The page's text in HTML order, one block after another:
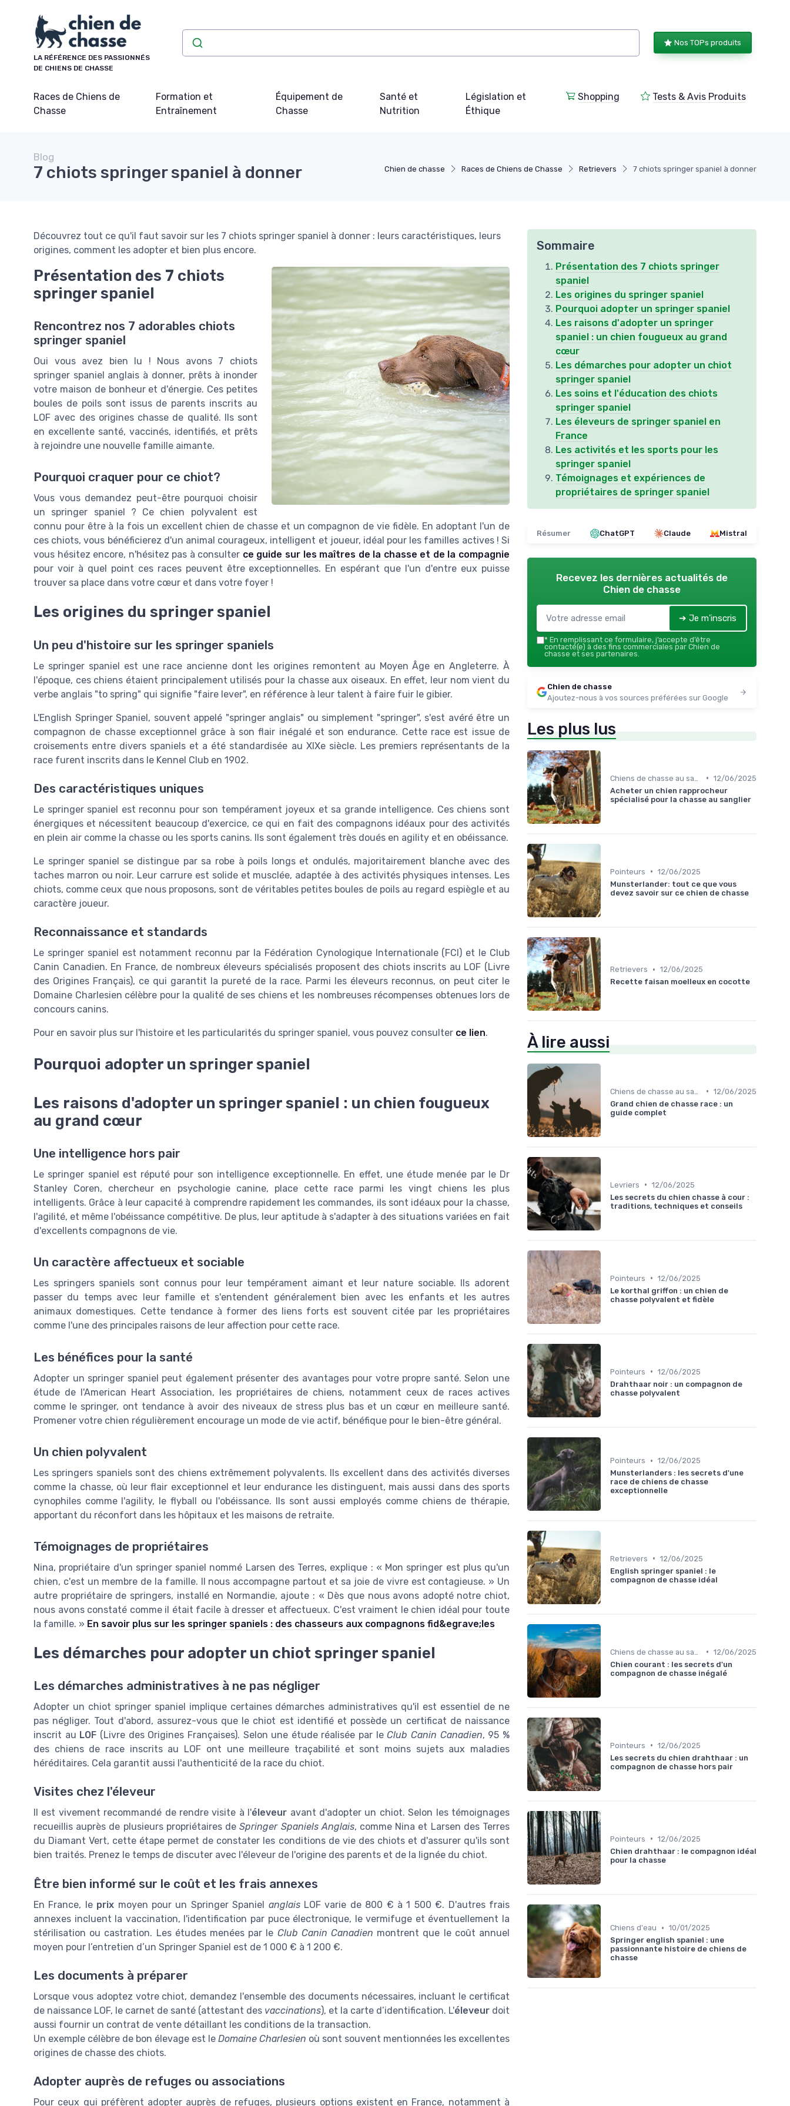
LA RÉFÉRENCE DES PASSIONNÉS
DE CHIENS DE CHASSE
Nos TOPs produits
Races de Chiens de
Chasse
Formation et
Entraînement
Équipement de
Chasse
Santé et
Nutrition
Législation et
Éthique
Shopping Tests & Avis Produits
Chien de chasse Races de Chiens de Chasse Retrievers 7 chiots springer spaniel à donner
Blog
7 chiots springer spaniel à donner
Découvrez tout ce qu'il faut savoir sur les 7 chiots springer spaniel à donner : leurs caractéristiques, leurs
origines, comment les adopter et bien plus encore.
Présentation des 7 chiots
springer spaniel
Rencontrez nos 7 adorables chiots
springer spaniel
Oui vous avez bien lu ! Nous avons 7 chiots
springer spaniel anglais à donner, prêts à inonder
votre maison de bonheur et d'énergie. Ces petites
boules de poils sont issus de parents inscrits au
LOF avec des origines chasse de qualité. Ils sont
en excellente santé, vaccinés, identifiés, et prêts
à rejoindre une nouvelle famille aimante.
Pourquoi craquer pour ce chiot?
Vous vous demandez peut-être pourquoi choisir
un springer spaniel ? Ce chien polyvalent est
connu pour être à la fois un excellent chien de chasse et un compagnon de vie fidèle. En adoptant l'un de
ces chiots, vous bénéficierez d'un animal courageux, intelligent et joueur, idéal pour les familles actives ! Si
vous hésitez encore, n'hésitez pas à consulter ce guide sur les maîtres de la chasse et de la compagnie
pour voir à quel point ces races peuvent être exceptionnelles. En espérant que l'un d'entre eux puisse
trouver sa place dans votre cœur et dans votre foyer !
Les origines du springer spaniel
Un peu d'histoire sur les springer spaniels
Le springer spaniel est une race ancienne dont les origines remontent au Moyen Âge en Angleterre. À
l'époque, ces chiens étaient principalement utilisés pour la chasse aux oiseaux. En effet, leur nom vient du
verbe anglais "to spring" qui signifie "faire lever", en référence à leur talent à faire fuir le gibier.
L'English Springer Spaniel, souvent appelé "springer anglais" ou simplement "springer", s'est avéré être un
compagnon de chasse exceptionnel grâce à son flair inégalé et son endurance. Cette race est issue de
croisements entre divers spaniels et a été standardisée au XIXe siècle. Les premiers représentants de la
race furent inscrits dans le Kennel Club en 1902.
Des caractéristiques uniques
Le springer spaniel est reconnu pour son tempérament joyeux et sa grande intelligence. Ces chiens sont
énergiques et nécessitent beaucoup d'exercice, ce qui en fait des compagnons idéaux pour des activités
en plein air comme la chasse ou les sports canins. Ils sont également très doués en agility et en obéissance.
Le springer spaniel se distingue par sa robe à poils longs et ondulés, majoritairement blanche avec des
taches marron ou noir. Leur carrure est solide et musclée, adaptée à des activités physiques intenses. Les
chiots, comme ceux que nous proposons, sont de véritables petites boules de poils au regard espiègle et au
caractère joueur.
Reconnaissance et standards
Le springer spaniel est notamment reconnu par la Fédération Cynologique Internationale (FCI) et le Club
Canin Canadien. En France, de nombreux éleveurs spécialisés proposent des chiots inscrits au LOF (Livre
des Origines Français), ce qui garantit la pureté de la race. Parmi les éleveurs reconnus, on peut citer le
Domaine Charlesien célèbre pour la qualité de ses chiens et les nombreuses récompenses obtenues lors de
concours canins.
Pour en savoir plus sur l'histoire et les particularités du springer spaniel, vous pouvez consulter ce lien.
Pourquoi adopter un springer spaniel
Les raisons d'adopter un springer spaniel : un chien fougueux
au grand cœur
Une intelligence hors pair
Le springer spaniel est réputé pour son intelligence exceptionnelle. En effet, une étude menée par le Dr
Stanley Coren, chercheur en psychologie canine, place cette race parmi les vingt chiens les plus
intelligents. Grâce à leur capacité à comprendre rapidement les commandes, ils sont idéaux pour la chasse,
l'agilité, et même l'obéissance compétitive. De plus, leur aptitude à s'adapter à des situations variées en fait
d'excellents compagnons de vie.
Un caractère affectueux et sociable
Les springers spaniels sont connus pour leur tempérament aimant et leur nature sociable. Ils adorent
passer du temps avec leur famille et s'entendent généralement bien avec les enfants et les autres
animaux domestiques. Cette tendance à former des liens forts est souvent citée par les propriétaires
comme l'une des principales raisons de leur affection pour cette race.
Les bénéfices pour la santé
Adopter un springer spaniel peut également présenter des avantages pour votre propre santé. Selon une
étude de l'American Heart Association, les propriétaires de chiens, notamment ceux de races actives
comme le springer, ont tendance à avoir des niveaux de stress plus bas et un cœur en meilleure santé.
Promener votre chien régulièrement encourage un mode de vie actif, bénéfique pour le bien-être général.
Un chien polyvalent
Les springers spaniels sont des chiens extrêmement polyvalents. Ils excellent dans des activités diverses
comme la chasse, où leur flair exceptionnel et leur endurance les distinguent, mais aussi dans des sports
cynophiles comme l'agility, le flyball ou l'obéissance. Ils sont aussi employés comme chiens de thérapie,
apportant du réconfort dans les hôpitaux et les maisons de retraite.
Témoignages de propriétaires
Nina, propriétaire d'un springer spaniel nommé Larsen des Terres, explique : « Mon springer est plus qu'un
chien, c'est un membre de la famille. Il nous accompagne partout et sa joie de vivre est contagieuse. » Un
autre propriétaire de springers, installé en Normandie, ajoute : « Dès que nous avons adopté notre chiot,
nous avons constaté comme il était facile à dresser et affectueux. C'est vraiment le chien idéal pour toute
la famille. » En savoir plus sur les springer spaniels : des chasseurs aux compagnons fid&egrave;les
Les démarches pour adopter un chiot springer spaniel
Les démarches administratives à ne pas négliger
Adopter un chiot springer spaniel implique certaines démarches administratives qu'il est essentiel de ne
pas négliger. Tout d'abord, assurez-vous que le chiot est identifié et possède un certificat de naissance
inscrit au LOF (Livre des Origines Françaises). Selon une étude réalisée par leClub Canin Canadien, 95 %
des chiens de race inscrits au LOF ont une meilleure traçabilité et sont moins sujets aux maladies
héréditaires. Cela garantit aussi l'authenticité de la race du chiot.
Visites chez l'éleveur
Il est vivement recommandé de rendre visite à l'éleveur avant d'adopter un chiot. Selon les témoignages
recueillis auprès de plusieurs propriétaires deSpringer Spaniels Anglais, comme Nina et Larsen des Terres
du Diamant Vert, cette étape permet de constater les conditions de vie des chiots et d'assurer qu'ils sont
bien traités. Prenez le temps de discuter avec l'éleveur de l'origine des parents et de la lignée du chiot.
Être bien informé sur le coût et les frais annexes
En France, le prix moyen pour un Springer Spaniel anglaisLOF varie de 800 € à 1 500 €. D'autres frais
annexes incluent la vaccination, l'identification par puce électronique, le vermifuge et éventuellement la
stérilisation ou castration. Les études menées par le Club Canin Canadien montrent que le coût annuel
moyen pour l’entretien d’un Springer Spaniel est de 1 000 € à 1 200 €.
Les documents à préparer
Lorsque vous adoptez votre chiot, demandez l'ensemble des documents nécessaires, incluant le certificat
de naissance LOF, le carnet de santé (attestant des vaccinations), et la carte d’identification. L'éleveur doit
aussi fournir un contrat de vente détaillant les conditions de la transaction.
Un exemple célèbre de bon élevage est le Domaine Charlesien où sont souvent mentionnées les excellentes
origines de chasse des chiots.
Adopter auprès de refuges ou associations
Pour ceux qui préfèrent adopter auprès de refuges, plusieurs options existent en France, notamment à
Sommaire
Présentation des 7 chiots springer
spaniel
Les origines du springer spaniel
Pourquoi adopter un springer spaniel
Les raisons d'adopter un springer
spaniel : un chien fougueux au grand
cœur
Les démarches pour adopter un chiot
springer spaniel
Les soins et l'éducation des chiots
springer spaniel
Les éleveurs de springer spaniel en
France
Les activités et les sports pour les
springer spaniel
Témoignages et expériences de
propriétaires de springer spaniel
Résumer ChatGPT Claude Mistral
Recevez les dernières actualités de
Chien de chasse
➔ Je m'inscris
* En remplissant ce formulaire, j’accepte d’être
contacté(e) à des fins commerciales par Chien de
chasse et ses partenaires.
Chien de chasse
Ajoutez-nous à vos sources préférées sur Google
Les plus lus
• 12/06/2025
Acheter un chien rapprocheur
spécialisé pour la chasse au sanglier
Pointeurs • 12/06/2025
Munsterlander: tout ce que vous
devez savoir sur ce chien de chasse
Retrievers • 12/06/2025
Recette faisan moelleux en cocotte
À lire aussi
• 12/06/2025
Grand chien de chasse race : un
guide complet
Levriers • 12/06/2025
Les secrets du chien chasse à cour :
traditions, techniques et conseils
Pointeurs • 12/06/2025
Le korthal griffon : un chien de
chasse polyvalent et fidèle
Pointeurs • 12/06/2025
Drahthaar noir : un compagnon de
chasse polyvalent
Pointeurs • 12/06/2025
Munsterlanders : les secrets d'une
race de chiens de chasse
exceptionnelle
Retrievers • 12/06/2025
English springer spaniel : le
compagnon de chasse idéal
• 12/06/2025
Chien courant : les secrets d'un
compagnon de chasse inégalé
Pointeurs • 12/06/2025
Les secrets du chien drahthaar : un
compagnon de chasse hors pair
Pointeurs • 12/06/2025
Chien drahthaar : le compagnon idéal
pour la chasse
Chiens d'eau • 10/01/2025
Springer english spaniel : une
passionnante histoire de chiens de
chasse